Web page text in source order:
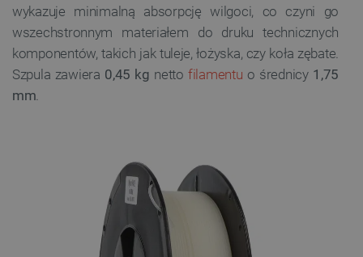
wykazuje minimalną absorpcję wilgoci, co czyni go
wszechstronnym materiałem do druku technicznych
komponentów, takich jak tuleje, łożyska, czy koła zębate.
Szpula zawiera 0,45 kg nettofilamentu o średnicy1,75
mm.